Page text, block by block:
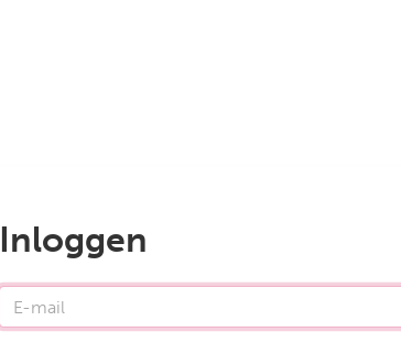
Inloggen
E-mail